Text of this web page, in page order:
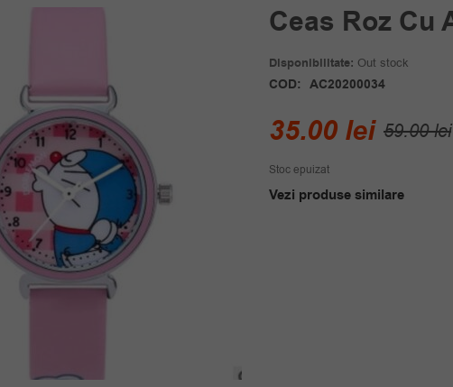
Ceas Roz Cu
Disponibilitate: Out stock
COD: AC20200034
59.00lei
35.00 lei
Stoc epuizat
Vezi produse similare